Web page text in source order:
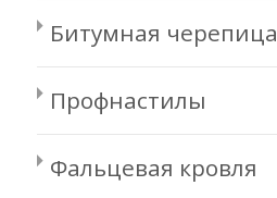
Битумная черепица
Профнастилы
Фальцевая кровля